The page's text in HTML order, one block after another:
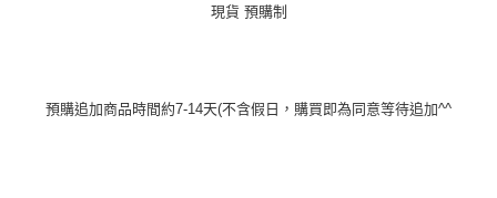
現貨 預購制
預購追加商品時間約7-14天(不含假日，購買即為同意等待追加^^